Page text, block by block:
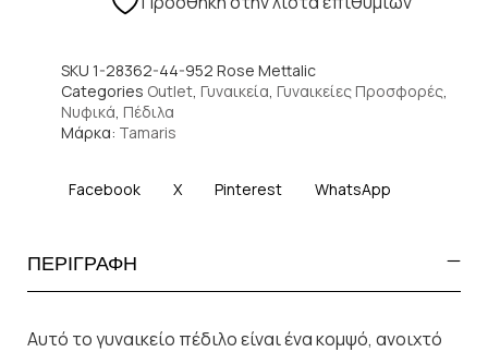
SKU 1-28362-44-952 Rose Mettalic
Categories Outlet, Γυναικεία, Γυναικείες Προσφορές,
Νυφικά, Πέδιλα
Μάρκα: Tamaris
Facebook X Pinterest WhatsApp
ΠΕΡΙΓΡΑΦΗ
Αυτό το γυναικείο πέδιλο είναι ένα κομψό, ανοιχτό